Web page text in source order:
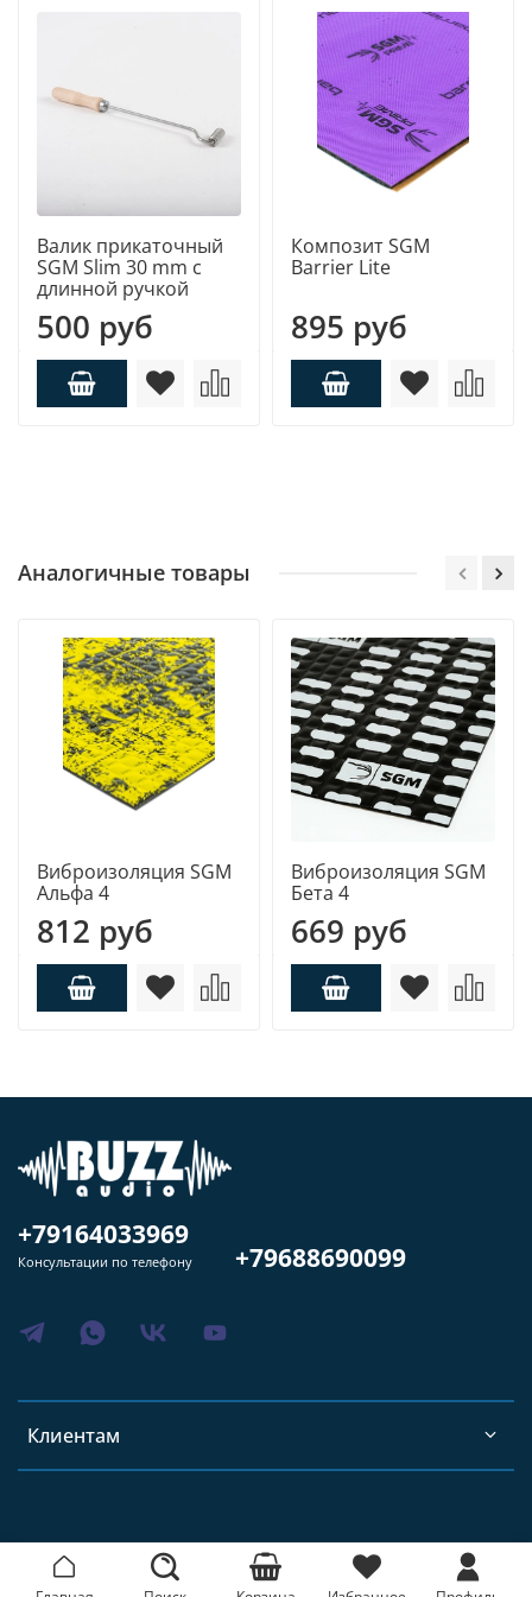
Валик прикаточный
SGM Slim 30 mm с
длинной ручкой
500 руб
Композит SGM
Barrier Lite
895 руб
Аналогичные товары
Виброизоляция SGM
Альфа 4
812 руб
Виброизоляция SGM
Бета 4
669 руб
Клиентам
+79164033969
Консультации по телефону +79688690099